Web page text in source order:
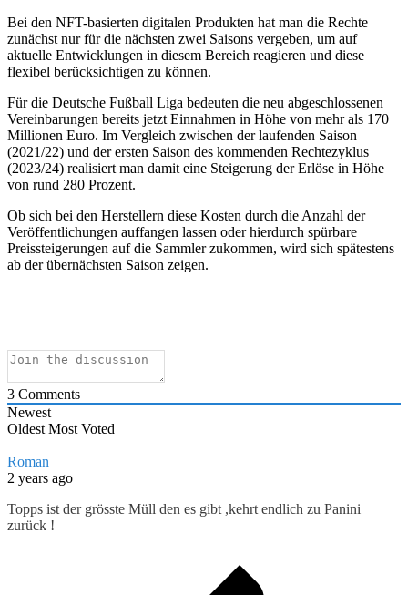
Bei den NFT-basierten digitalen Produkten hat man die Rechte
zunächst nur für die nächsten zwei Saisons vergeben, um auf
aktuelle Entwicklungen in diesem Bereich reagieren und diese
flexibel berücksichtigen zu können.
Für die Deutsche Fußball Liga bedeuten die neu abgeschlossenen
Vereinbarungen bereits jetzt Einnahmen in Höhe von mehr als 170
Millionen Euro. Im Vergleich zwischen der laufenden Saison
(2021/22) und der ersten Saison des kommenden Rechtezyklus
(2023/24) realisiert man damit eine Steigerung der Erlöse in Höhe
von rund 280 Prozent.
Ob sich bei den Herstellern diese Kosten durch die Anzahl der
Veröffentlichungen auffangen lassen oder hierdurch spürbare
Preissteigerungen auf die Sammler zukommen, wird sich spätestens
ab der übernächsten Saison zeigen.
3 Comments
Newest
Oldest Most Voted
Roman
2 years ago
Topps ist der grösste Müll den es gibt ,kehrt endlich zu Panini
zurück !